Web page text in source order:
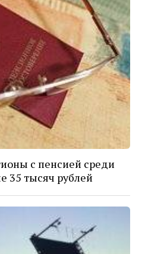
с пенсией среди
35 тысяч рублей